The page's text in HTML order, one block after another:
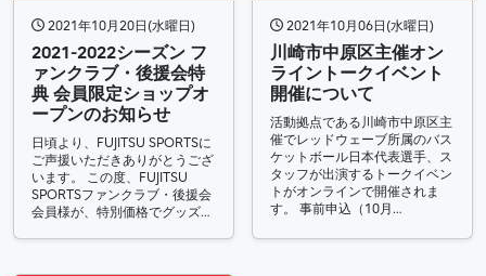
2021年10月20日(水曜日)
2021-2022シーズン フ
ァンクラブ・後援会特
典 会員限定ショップオ
ープンのお知らせ
日頃より、FUJITSU SPORTSに
ご声援いただきありがとうござ
います。 この度、FUJITSU
SPORTSファンクラブ・後援会
会員様が、特別価格でグッズ…
2021年10月06日(水曜日)
川崎市中原区主催オン
ライントークイベント
開催について
活動拠点である川崎市中原区主
催でレッドウェーブ所属のバス
ケットボール日本代表選手、ス
タッフが出演するトークイベン
トがオンラインで開催されま
す。 事前申込（10月…